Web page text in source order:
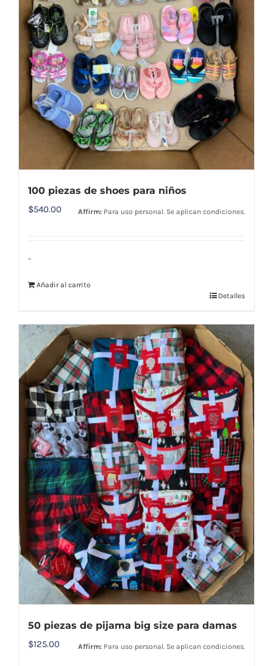
100 piezas de shoes para niños
$540.00 Affirm: Para uso personal. Se aplican condiciones.
-
Añadir al carrito
Detalles
50 piezas de pijama big size para damas
$125.00 Affirm: Para uso personal. Se aplican condiciones.